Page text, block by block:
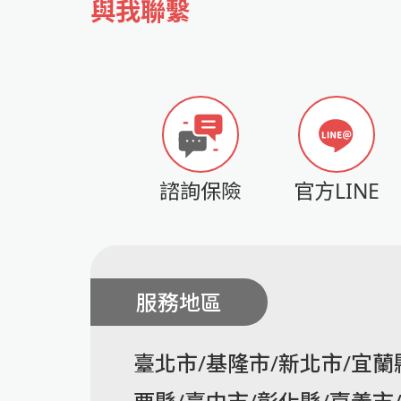
與我聯繫
諮詢保險 官方LINE
服務地區
臺北市/基隆市/新北市/宜